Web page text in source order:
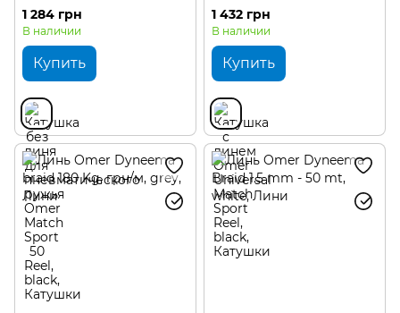
1 284 грн
В наличии
Купить
1 432 грн
В наличии
Купить